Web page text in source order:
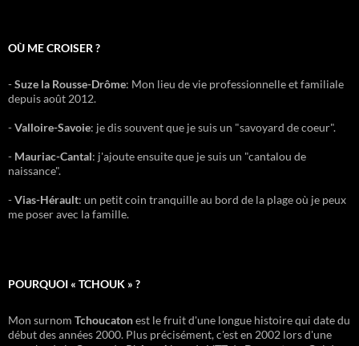
OÙ ME CROISER ?
-Suze la Rousse-Drôme: Mon lieu de vie professionnelle et familiale
depuis août 2012.
-Valloire-Savoie: je dis souvent que je suis un "savoyard de coeur".
- Mauriac-Cantal: j'ajoute ensuite que je suis un "cantalou de
naissance".
-Vias-Hérault: un petit coin tranquille au bord de la plage où je peux
me poser avec la famille.
POURQUOI « TCHOUK » ?
Mon surnom Tchoucatonest le fruit d'une longue histoire qui date du
début des années 2000. Plus précisément, c'est en 2002 lors d'une